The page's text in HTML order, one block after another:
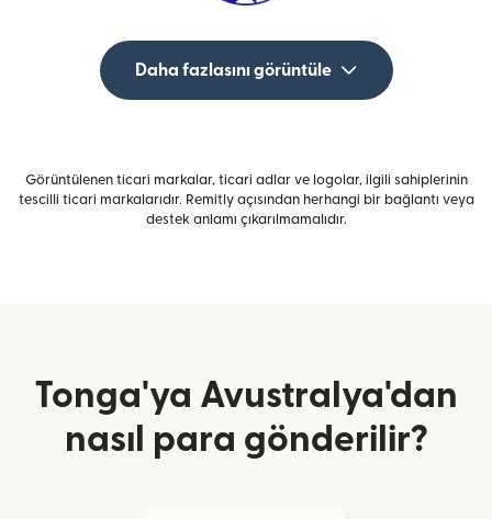
Daha fazlasını görüntüle
Görüntülenen ticari markalar, ticari adlar ve logolar, ilgili sahiplerinin
tescilli ticari markalarıdır. Remitly açısından herhangi bir bağlantı veya
destek anlamı çıkarılmamalıdır.
Tonga'ya Avustralya'dan
nasıl para gönderilir?